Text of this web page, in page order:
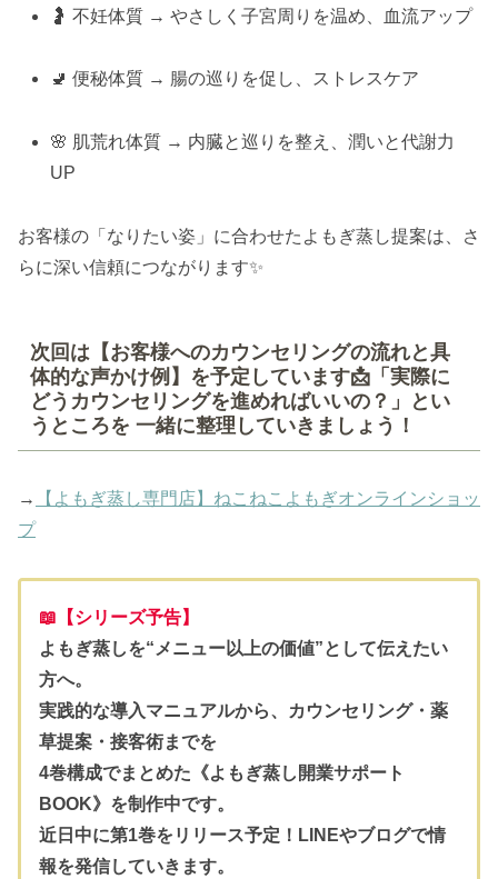
🤰 不妊体質 → やさしく子宮周りを温め、血流アップ
🚽 便秘体質 → 腸の巡りを促し、ストレスケア
🌸 肌荒れ体質 → 内臓と巡りを整え、潤いと代謝力
UP
お客様の「なりたい姿」に合わせたよもぎ蒸し提案は、さ
らに深い信頼につながります✨
次回は【お客様へのカウンセリングの流れと具
体的な声かけ例】を予定しています📩「実際に
どうカウンセリングを進めればいいの？」とい
うところを 一緒に整理していきましょう！
→
【よもぎ蒸し専門店】ねこねこよもぎオンラインショッ
プ
📖【シリーズ予告】
よもぎ蒸しを“メニュー以上の価値”として伝えたい
方へ。
実践的な導入マニュアルから、カウンセリング・薬
草提案・接客術までを
4巻構成でまとめた《よもぎ蒸し開業サポート
BOOK》を制作中です。
近日中に第1巻をリリース予定！LINEやブログで情
報を発信していきます。